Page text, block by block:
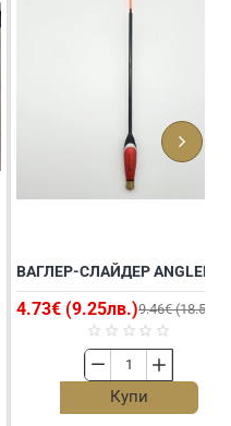
4.73€ (9.25лв.)9.46€
Ваглер-
Слайдер
ANGLERS
Купи